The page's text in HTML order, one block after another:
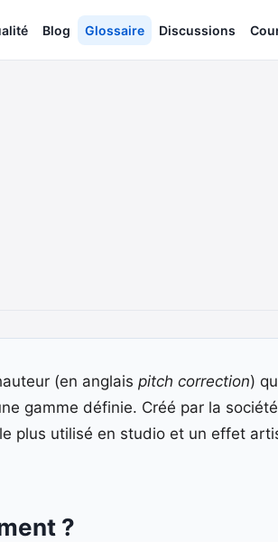
Blog Glossaire Discussions
(en anglais pitch correction)
gamme définie. Créé par la société
plus utilisé en studio et un effet
?